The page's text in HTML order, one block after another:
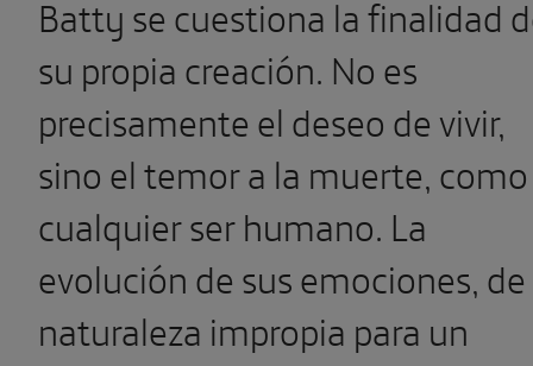
Batty se cuestiona la finalidad
su propia creación. No es
precisamente el deseo de vivir,
sino el temor a la muerte, como
cualquier ser humano. La
evolución de sus emociones, de
naturaleza impropia para un